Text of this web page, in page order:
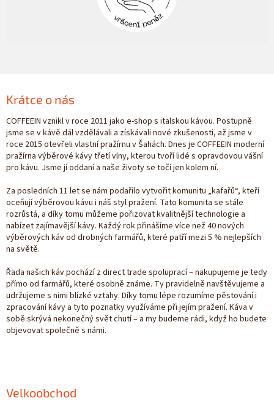
Krátce o nás
COFFEEIN vznikl v roce 2011 jako e-shop s italskou kávou. Postupně
jsme se v kávě dál vzdělávali a získávali nové zkušenosti, až jsme v
roce 2015 otevřeli vlastní pražírnu v Šahách. Dnes je COFFEEIN moderní
pražírna výběrové kávy třetí vlny, kterou tvoří lidé s opravdovou vášní
pro kávu. Jsme jí oddaní a naše životy se točí jen kolem ní.
Za posledních 11 let se nám podařilo vytvořit komunitu „kafařů“, kteří
oceňují výběrovou kávu i náš styl pražení. Tato komunita se stále
rozrůstá, a díky tomu můžeme pořizovat kvalitnější technologie a
nabízet zajímavější kávy. Každý rok přinášíme více než 40 nových
výběrových káv od drobných farmářů, které patří mezi 5 % nejlepších
na světě.
Řada našich káv pochází z direct trade spoluprací – nakupujeme je tedy
přímo od farmářů, které osobně známe. Ty pravidelně navštěvujeme a
udržujeme s nimi blízké vztahy. Díky tomu lépe rozumíme pěstování i
zpracování kávy a tyto poznatky využíváme při jejím pražení. Káva v
sobě skrývá nekonečný svět chutí – a my budeme rádi, když ho budete
objevovat společně s námi.
Velkoobchod